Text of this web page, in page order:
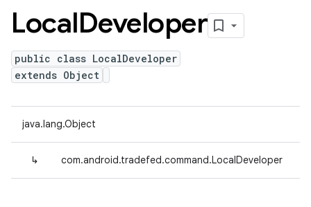
LocalDeveloper
public class LocalDeveloper
extends Object
java.lang.Object
↳ com.android.tradefed.command.LocalDeveloper